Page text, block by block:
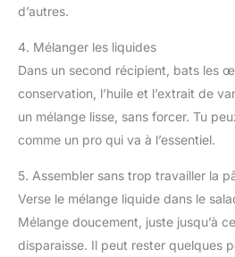
d’autres.
4. Mélanger les liquides
Dans un second récipient, bats les
conservation, l’huile et l’extrait de
un mélange lisse, sans forcer. Tu
comme un pro qui va à l’essentiel.
5. Assembler sans trop travailler la
Verse le mélange liquide dans le
Mélange doucement, juste jusqu’à
disparaisse. Il peut rester quelques